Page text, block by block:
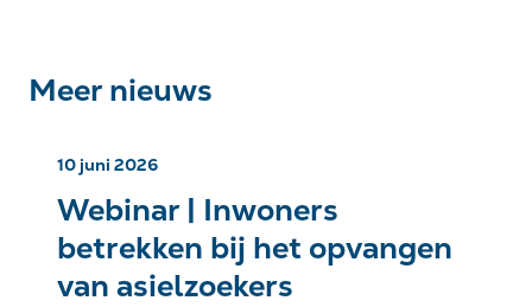
Meer nieuws
10 juni 2026
Webinar | Inwoners
betrekken bij het opvangen
van asielzoekers